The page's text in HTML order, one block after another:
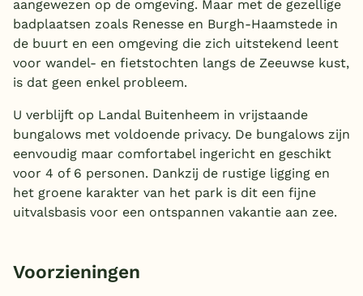
aangewezen op de omgeving. Maar met de gezellige
badplaatsen zoals Renesse en Burgh-Haamstede in
de buurt en een omgeving die zich uitstekend leent
voor wandel- en fietstochten langs de Zeeuwse kust,
is dat geen enkel probleem.
U verblijft op Landal Buitenheem in vrijstaande
bungalows met voldoende privacy. De bungalows zijn
eenvoudig maar comfortabel ingericht en geschikt
voor 4 of 6 personen. Dankzij de rustige ligging en
het groene karakter van het park is dit een fijne
uitvalsbasis voor een ontspannen vakantie aan zee.
Voorzieningen